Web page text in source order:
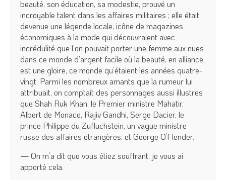
beauté, son éducation, sa modestie, prouvé un
incroyable talent dans les affaires militaires ; elle était
devenue une légende locale, icône de magazines
économiques à la mode qui découvraient avec
incrédulité que l’on pouvait porter une femme aux nues
dans ce monde d’argent facile où la beauté, en alliance,
est une gloire, ce monde qu’étaient les années quatre-
vingt. Parmi les nombreux amants que la rumeur lui
attribuait, on comptait des personnages aussi illustres
que Shah Ruk Khan, le Premier ministre Mahatir,
Albert de Monaco, Rajiv Gandhi, Serge Dacier, le
prince Philippe du Zufluchstein, un vague ministre
russe des affaires étrangères, et George O’Flender.
— On m’a dit que vous étiez souffrant, je vous ai
apporté cela.